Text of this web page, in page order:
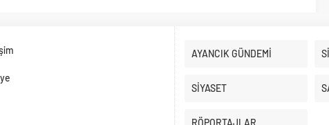
AYANCIK GÜNDEMİ
SİYASET
RÖPORTAJLAR